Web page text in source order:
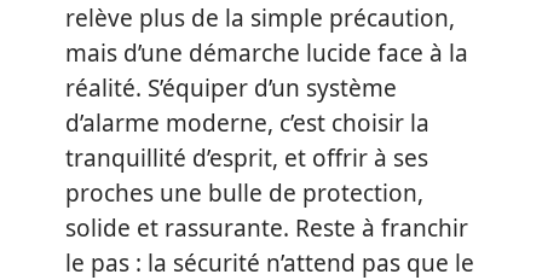
relève plus de la simple précaution,
mais d’une démarche lucide face à la
réalité. S’équiper d’un système
d’alarme moderne, c’est choisir la
tranquillité d’esprit, et offrir à ses
proches une bulle de protection,
solide et rassurante. Reste à franchir
le pas : la sécurité n’attend pas que le